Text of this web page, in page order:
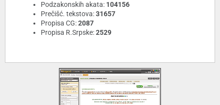
Podzakonskih akata: 104156
Prečišć. tekstova:31657
Propisa CG:2087
Propisa R.Srpske:2529